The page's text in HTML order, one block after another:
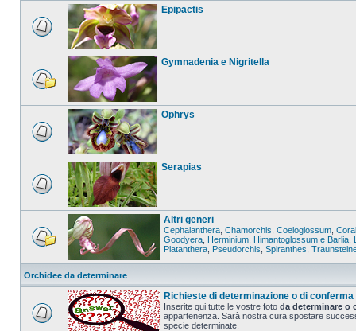
Epipactis
Gymnadenia e Nigritella
Ophrys
Serapias
Altri generi
Cephalanthera Chamorchis Coeloglossum
Goodyera Herminium Himantoglossum e Barlia
Platanthera Pseudorchis Spiranthes
Orchidee da determinare
Richieste di determinazione o di conferma
Inserite qui tutte le vostre foto da determinare o
appartenenza. Sarà nostra cura spostare
specie determinate.